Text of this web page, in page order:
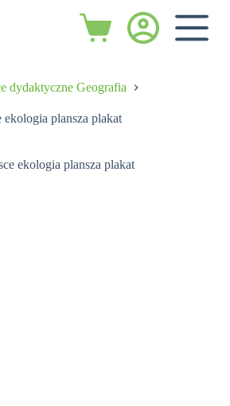
Koszyk
dydaktyczne Geografia
plansza plakat